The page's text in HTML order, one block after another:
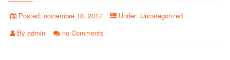
Posted: noviembre 18, 2017 Under: Uncategorized
By admin no Comments